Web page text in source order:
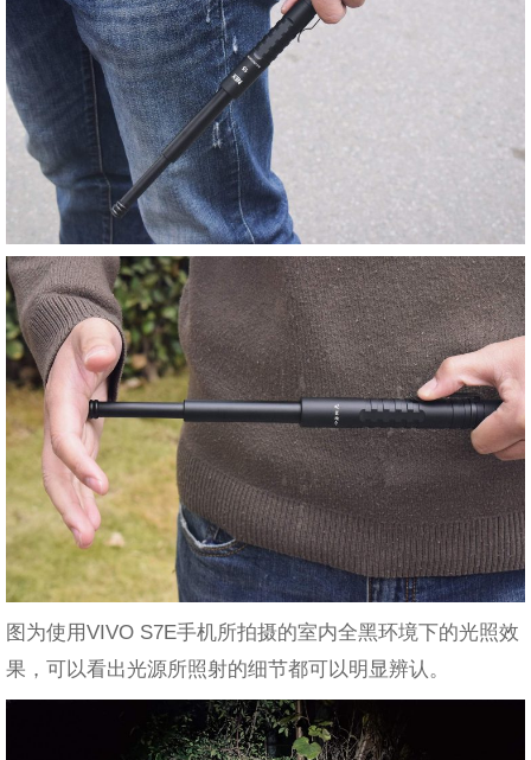
图为使用VIVO S7E手机所拍摄的室内全黑环境下的光照效
果，可以看出光源所照射的细节都可以明显辨认。